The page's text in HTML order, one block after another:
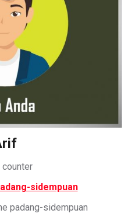
sidempuan
padang-sidempuan